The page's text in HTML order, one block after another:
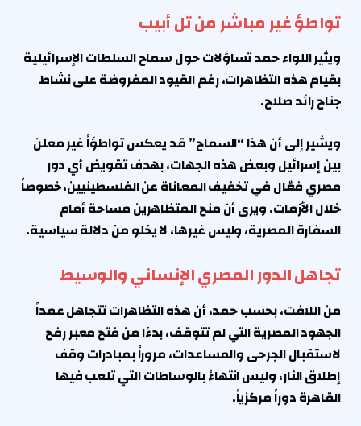
تواطؤ غير مباشر من تل أبيب
ويثير اللواء حمد تساؤلات حول سماح السلطات الإسرائيلية
بقيام هذه التظاهرات، رغم القيود المفروضة على نشاط
جناح رائد صلاح.
ويشير إلى أن هذا “السماح” قد يعكس تواطؤاً غير معلن
بين إسرائيل وبعض هذه الجهات، بهدف تقويض أي دور
مصري فعّال في تخفيف المعاناة عن الفلسطينيين، خصوصاً
خلال الأزمات. ويرى أن منح المتظاهرين مساحة أمام
السفارة المصرية، وليس غيرها، لا يخلو من دلالة سياسية.
تجاهل الدور المصري الإنساني والوسيط
من اللافت، بحسب حمد، أن هذه التظاهرات تتجاهل عمداً
الجهود المصرية التي لم تتوقف، بدءًا من فتح معبر رفح
لاستقبال الجرحى والمساعدات، مروراً بمبادرات وقف
إطلاق النار، وليس انتهاءً بالوساطات التي تلعب فيها
القاهرة دوراً مركزياً.